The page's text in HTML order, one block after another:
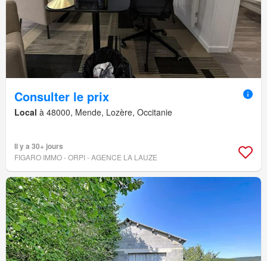
Consulter le prix
Local à 48000, Mende, Lozère, Occitanie
Il y a 30+ jours
FIGARO IMMO - ORPI - AGENCE LA LAUZE